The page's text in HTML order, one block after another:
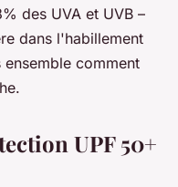
des UVA et UVB –
dans l'habillement
comment
UPF 50+